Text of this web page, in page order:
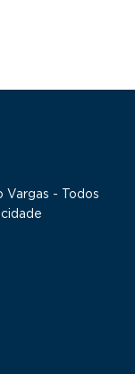
Vargas - Todos